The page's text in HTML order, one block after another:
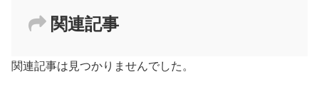
関連記事
関連記事は見つかりませんでした。